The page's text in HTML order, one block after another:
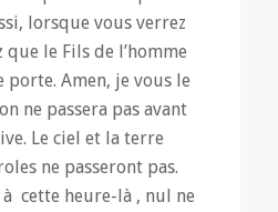
lorsque vous verrez
que le Fils de l’homme
Amen, je vous le
ne passera pas avant
Le ciel et la terre
ne passeront pas.
cette heure-là , nul ne